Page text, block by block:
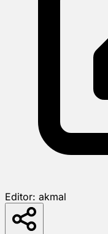
Editor: akmal